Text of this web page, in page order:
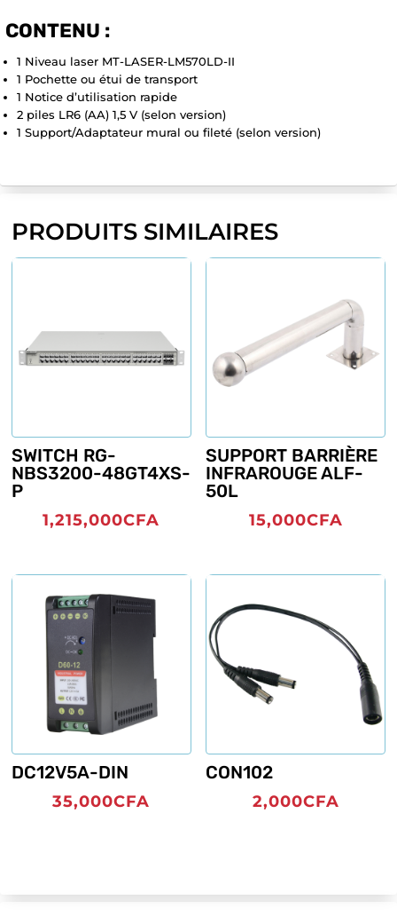
CONTENU :
1 Niveau laser MT-LASER-LM570LD-II
1 Pochette ou étui de transport
1 Notice d’utilisation rapide
2 piles LR6 (AA) 1,5 V (selon version)
1 Support/Adaptateur mural ou fileté (selon version)
PRODUITS SIMILAIRES
SWITCH RG-
NBS3200-48GT4XS-
P
1,215,000CFA
SUPPORT BARRIÈRE
INFRAROUGE ALF-
50L
15,000CFA
DC12V5A-DIN
35,000CFA
CON102
2,000CFA